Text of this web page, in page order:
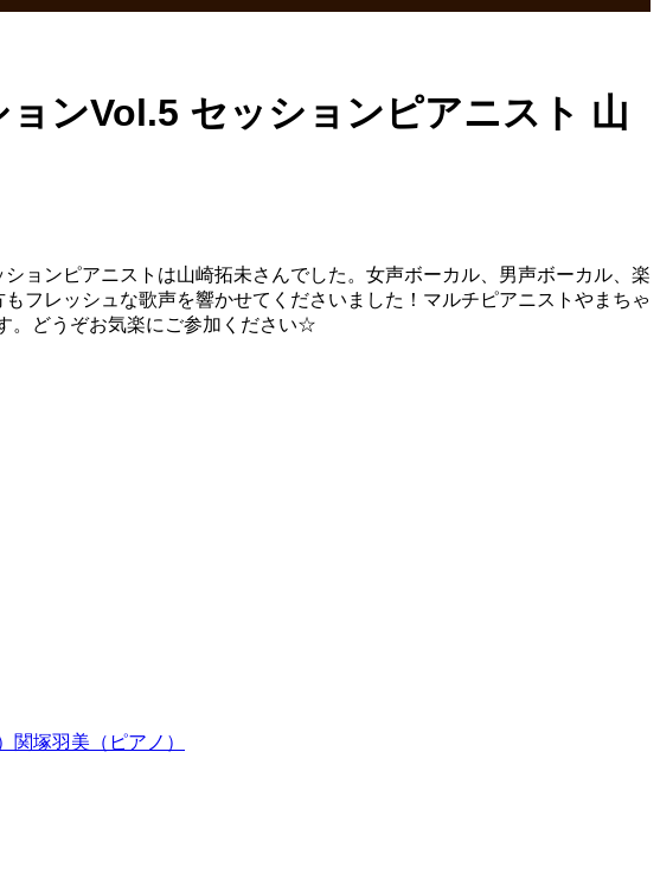
ンVol.5 セッションピアニスト 山
ョンピアニストは山崎拓未さんでした。女声ボーカル、男声ボーカル、楽
フレッシュな歌声を響かせてくださいました！マルチピアニストやまちゃ
。どうぞお気楽にご参加ください☆
塚羽美（ピアノ）